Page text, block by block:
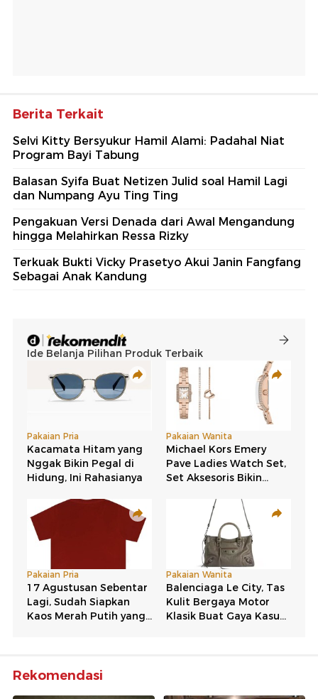
Berita Terkait
Selvi Kitty Bersyukur Hamil Alami: Padahal Niat
Program Bayi Tabung
Balasan Syifa Buat Netizen Julid soal Hamil Lagi
dan Numpang Ayu Ting Ting
Pengakuan Versi Denada dari Awal Mengandung
hingga Melahirkan Ressa Rizky
Terkuak Bukti Vicky Prasetyo Akui Janin Fangfang
Sebagai Anak Kandung
Rekomendasi